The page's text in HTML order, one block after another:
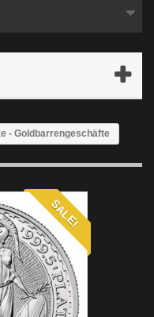
- Goldbarrengeschäfte
SALE!